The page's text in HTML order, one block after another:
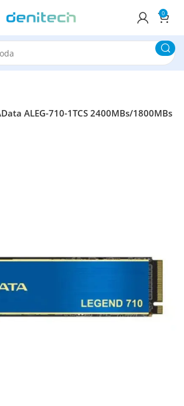
0
ALEG-710-1TCS 2400MBs/1800MBs